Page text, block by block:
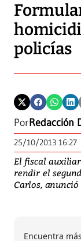
policías
PorRedacción
25/10/2013 16:27
El fiscal
rendir el
Carlos, anunció
Encuentra